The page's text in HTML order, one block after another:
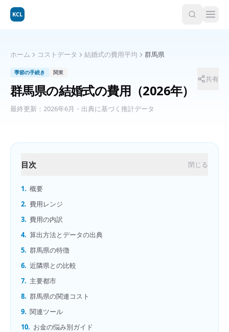
KCL
ホーム コストデータ 結婚式の費用平均 群馬県
季節の手続き 関東
群馬県の結婚式の費用 （2026年）
最終更新： 2026年6月 ・出典に基づく推計データ
共有
目次 閉じる
1. 概要
2. 費用レンジ
3. 費用の内訳
4. 算出方法とデータの出典
5. 群馬県の特徴
6. 近隣県との比較
7. 主要都市
8. 群馬県の関連コスト
9. 関連ツール
10. お金の悩み別ガイド